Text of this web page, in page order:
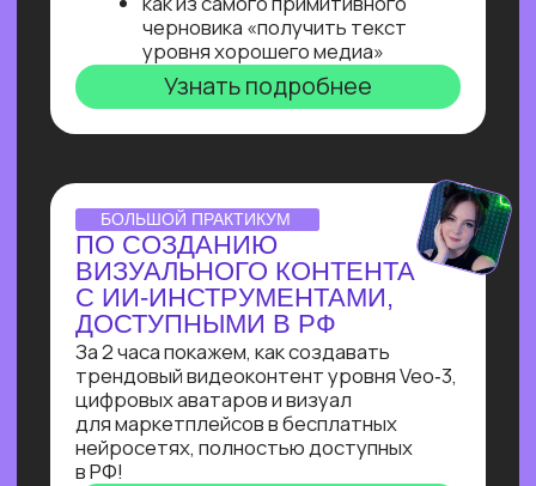
ОNLINE-ПРАКТИКУМ
ПО ЧАТ-БОТАМ
Узнай, как с нуля начать зарабатывать
на чат-ботах и уже через пару месяцев
и выйти на 100 т.р. за проект, создавая
востребованные решения для бизнеса
ОNLINE-ПРАКТИКУМ
КАК СОБРАТЬ
ИНТЕРНЕТ МАГАЗИН
В БОТЕ ЗА 40 МИН.
С ПОМОЩЬЮ ИИ
В прямом эфире технический директор
Зерокодер за 40 минут соберет ИИ-
бота для заказов цветов без кода и
расскажет, сколько за это платят!
Узнать подробнее